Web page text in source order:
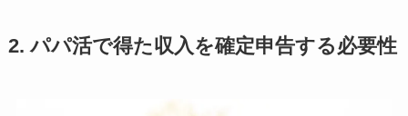
2. パパ活で得た収入を確定申告する必要性